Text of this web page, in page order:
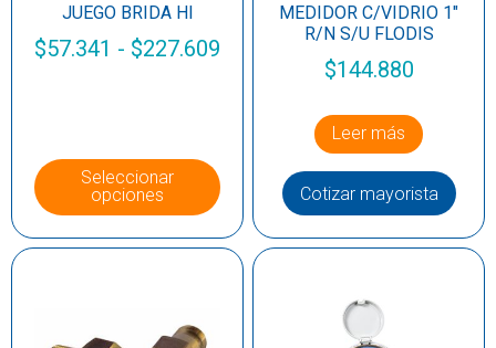
JUEGO BRIDA HI
$57.341 - $227.609
Seleccionar
opciones
MEDIDOR C/VIDRIO 1″
R/N S/U FLODIS
$144.880
Leer más
Cotizar mayorista